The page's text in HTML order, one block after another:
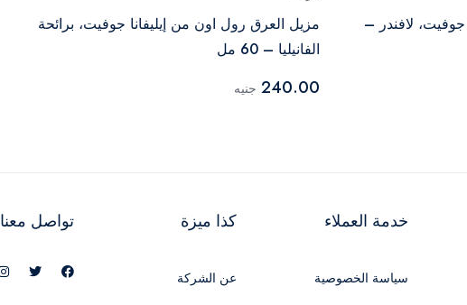
لافندر –
مزيل العرق رول اون من إيليفانا جوفيت، برائحة
الفانيليا – 60 مل
240.00 جنيه
خدمة العملاء
سياسة الخصوصية
كذا ميزة
عن الشركة
تواصل معنا